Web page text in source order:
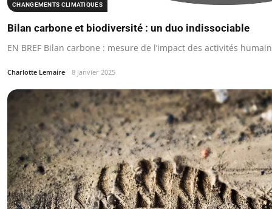
CHANGEMENTS CLIMATIQUES
Bilan carbone et biodiversité : un duo indissociable
EN BREF Bilan carbone : mesure de l’impact des activités
Charlotte Lemaire 8 janvier 2025